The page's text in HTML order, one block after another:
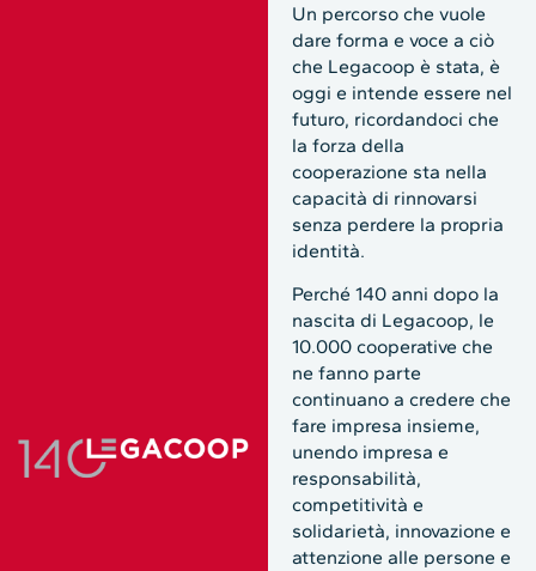
Un percorso che vuole
dare forma e voce a ciò
che Legacoop è stata, è
oggi e intende essere nel
futuro, ricordandoci che
la forza della
cooperazione sta nella
capacità di rinnovarsi
senza perdere la propria
identità.
Perché 140 anni dopo la
nascita di Legacoop, le
10.000 cooperative che
ne fanno parte
continuano a credere che
fare impresa insieme,
unendo impresa e
responsabilità,
competitività e
solidarietà, innovazione e
attenzione alle persone e